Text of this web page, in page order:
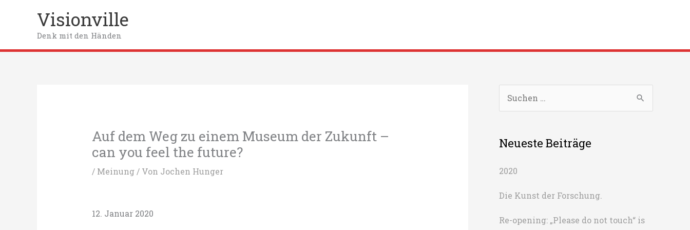
Visionville
Denk mit den Händen
Auf dem Weg zu einem Museum der Zukunft –
can you feel the future?
/ Meinung/ Von Jochen Hunger
12. Januar 2020
u
h
n
n
c
Neueste Beiträge
2020
Die Kunst der Forschung.
Re-opening: „Please do not touch“ is